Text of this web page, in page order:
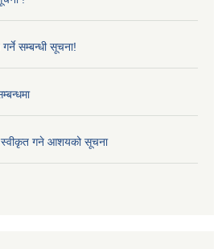
सम्बन्धी सूचना!
स्वीकृत गने आशयको सूचना